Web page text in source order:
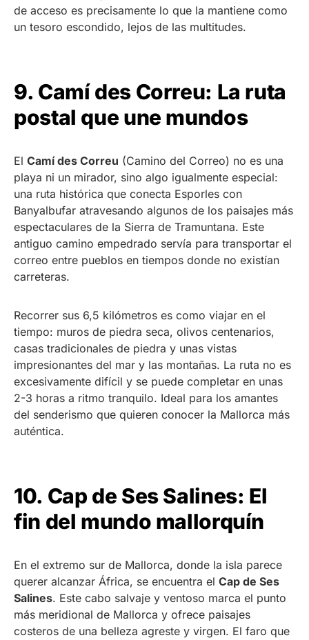
de acceso es precisamente lo que la mantiene como
un tesoro escondido, lejos de las multitudes.
9. Camí des Correu: La ruta
postal que une mundos
El Camí des Correu (Camino del Correo) no es una
playa ni un mirador, sino algo igualmente especial:
una ruta histórica que conecta Esporles con
Banyalbufar atravesando algunos de los paisajes más
espectaculares de la Sierra de Tramuntana. Este
antiguo camino empedrado servía para transportar el
correo entre pueblos en tiempos donde no existían
carreteras.
Recorrer sus 6,5 kilómetros es como viajar en el
tiempo: muros de piedra seca, olivos centenarios,
casas tradicionales de piedra y unas vistas
impresionantes del mar y las montañas. La ruta no es
excesivamente difícil y se puede completar en unas
2-3 horas a ritmo tranquilo. Ideal para los amantes
del senderismo que quieren conocer la Mallorca más
auténtica.
10. Cap de Ses Salines: El
fin del mundo mallorquín
En el extremo sur de Mallorca, donde la isla parece
querer alcanzar África, se encuentra el Cap de Ses
Salines. Este cabo salvaje y ventoso marca el punto
más meridional de Mallorca y ofrece paisajes
costeros de una belleza agreste y virgen. El faro que